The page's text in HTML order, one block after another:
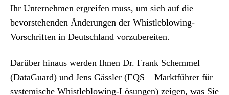
Ihr Unternehmen ergreifen muss, um sich auf die
bevorstehenden Änderungen der Whistleblowing-
Vorschriften in Deutschland vorzubereiten.
Darüber hinaus werden Ihnen Dr. Frank Schemmel
(DataGuard) und Jens Gässler (EQS – Marktführer für
systemische Whistleblowing-Lösungen) zeigen, was Sie